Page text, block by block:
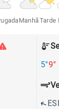
Manhã Tarde
5°9°